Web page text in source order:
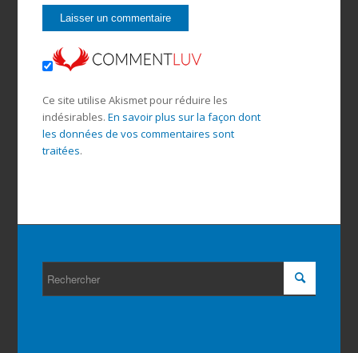
Ce site utilise Akismet pour réduire les
indésirables. En savoir plus sur la façon dont
les données de vos commentaires sont
traitées.